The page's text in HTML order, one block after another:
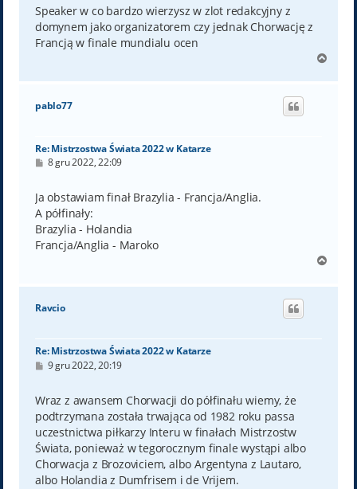
t
Speaker w co bardzo wierzysz w zlot redakcyjny z
domynem jako organizatorem czy jednak Chorwację z
Francją w finale mundialu ocen
g
pablo77
Re: Mistrzostwa Świata 2022 w Katarze
P
t
8 gru 2022, 22:09
Ja obstawiam finał Brazylia - Francja/Anglia.
A półfinały:
Brazylia - Holandia
Francja/Anglia - Maroko
g
Ravcio
Re: Mistrzostwa Świata 2022 w Katarze
P
t
9 gru 2022, 20:19
Wraz z awansem Chorwacji do półfinału wiemy, że
podtrzymana została trwająca od 1982 roku passa
uczestnictwa piłkarzy Interu w finałach Mistrzostw
Świata, ponieważ w tegorocznym finale wystąpi albo
Chorwacja z Brozoviciem, albo Argentyna z Lautaro,
albo Holandia z Dumfrisem i de Vrijem.